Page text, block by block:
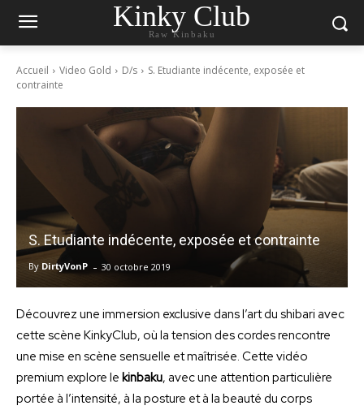
Kinky Club
Raw Kinbaku
Accueil Video Gold D/s
S. Etudiante indécente, exposée et
contrainte
S. Etudiante indécente, exposée et contrainte
By DirtyVonP - 30 octobre 2019
Découvrez une immersion exclusive dans l’art du shibari avec
cette scène KinkyClub, où la tension des cordes rencontre
une mise en scène sensuelle et maîtrisée. Cette vidéo
premium explore le kinbaku, avec une attention particulière
portée à l’intensité, à la posture et à la beauté du corps